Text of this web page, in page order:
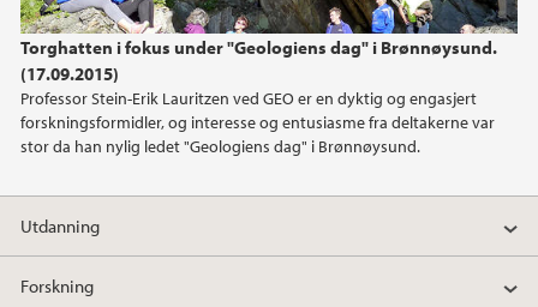
Torghatten i fokus under "Geologiens dag" i Brønnøysund.
(17.09.2015)
Professor Stein-Erik Lauritzen ved GEO er en dyktig og engasjert
forskningsformidler, og interesse og entusiasme fra deltakerne var
stor da han nylig ledet "Geologiens dag" i Brønnøysund.
Utdanning
Forskning